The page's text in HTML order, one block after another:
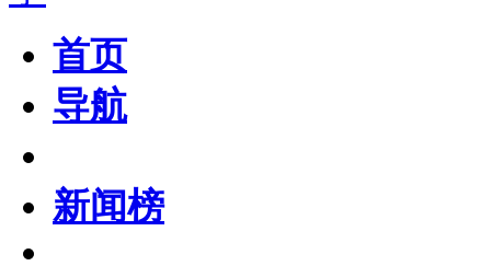
首页
导航
新闻榜